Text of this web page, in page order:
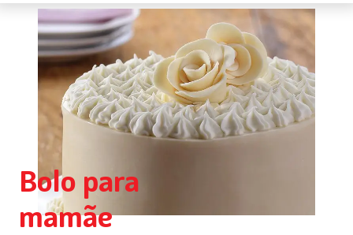
Bolo para
mamãe